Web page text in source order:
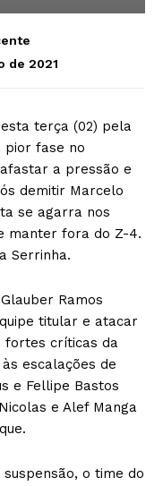
de 2021
terça (02) pela
pior fase no
a pressão e
demitir Marcelo
se agarra nos
manter fora do Z-4.
Serrinha.
Ramos
titular e atacar
fortes críticas da
escalações de
e Fellipe Bastos
e Alef Manga
o time do